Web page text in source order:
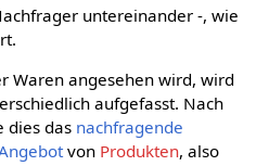
untereinander -, wie
Waren angesehen wird, wird
aufgefasst. Nach
dies das nachfragende
von Produkten, also